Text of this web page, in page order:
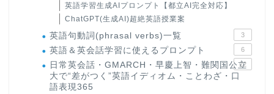
英語学習生成AIプロンプト【都立AI完全対応】
ChatGPT(生成AI)超絶英語授業案
英語句動詞(phrasal verbs)一覧 3
英語＆英会話学習に使えるプロンプト 6
日常英会話・GMARCH・早慶上智・難関国公立
大で“差がつく”英語イディオム・ことわざ・口
語表現365
22